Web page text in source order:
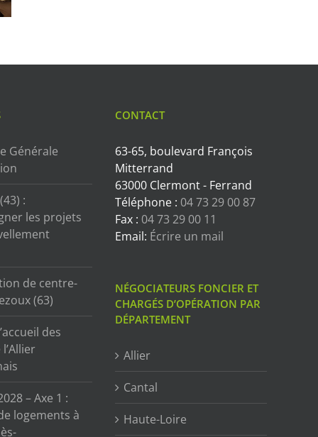
Générale
:
les projets
de centre-
(63)
des
– Axe 1 :
logements à
CONTACT
63-65, boulevard François
Mitterrand
63000 Clermont - Ferrand
Téléphone : 04 73 29 00 87
Fax : 04 73 29 00 11
Email: Écrire un mail
NÉGOCIATEURS FONCIER ET
CHARGÉS D’OPÉRATION PAR
DÉPARTEMENT
Allier
Cantal
Haute-Loire